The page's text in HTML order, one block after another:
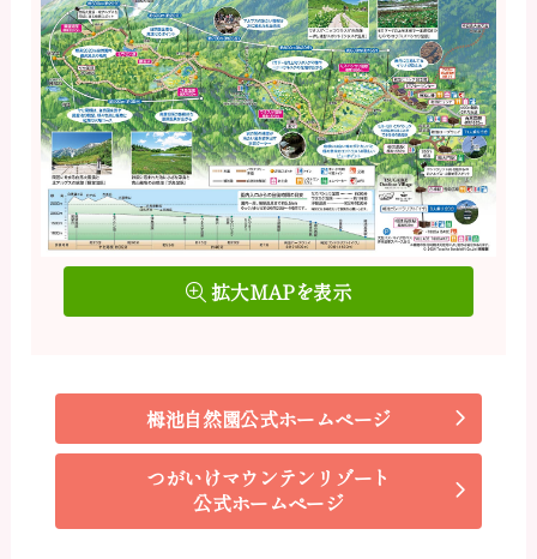
拡大MAPを表示
栂池自然園公式ホームページ
つがいけマウンテンリゾート
公式ホームページ